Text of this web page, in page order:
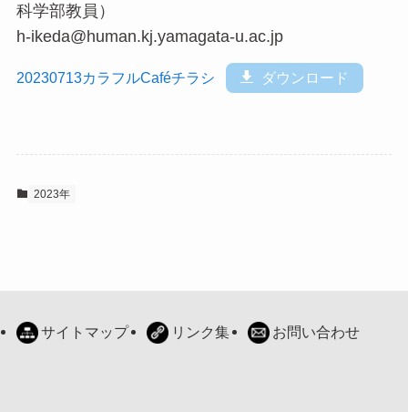
科学部教員）
h-ikeda@human.kj.yamagata-u.ac.jp
20230713カラフルCaféチラシ ダウンロード
2023年
サイトマップ リンク集 お問い合わせ